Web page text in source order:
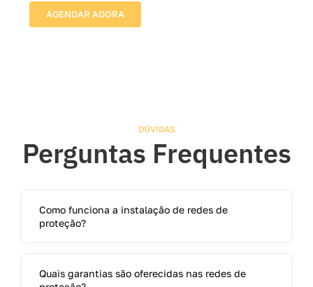
AGENDAR AGORA
DÚVIDAS
Perguntas Frequentes
Como funciona a instalação de redes de
proteção?
Quais garantias são oferecidas nas redes de